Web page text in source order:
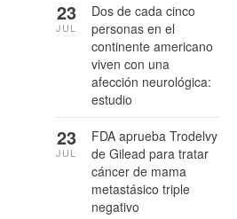
Dos de cada cinco
personas en el
continente americano
viven con una
afección neurológica:
estudio
23
JUL
FDA aprueba Trodelvy
de Gilead para tratar
cáncer de mama
metastásico triple
negativo
23
JUL